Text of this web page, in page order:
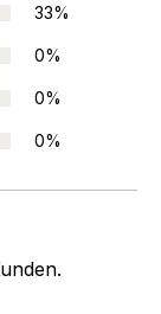
33%
0%
0%
0%